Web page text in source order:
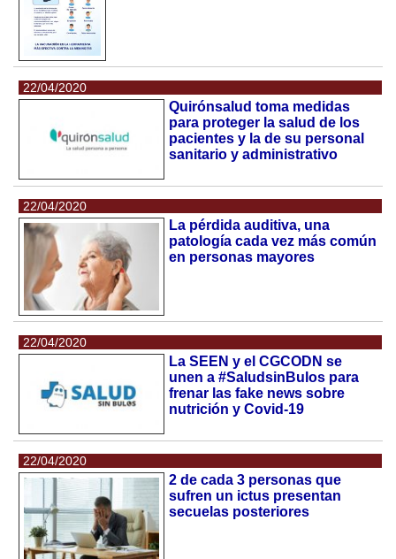
22/04/2020
Quirónsalud toma medidas
para proteger la salud de los
pacientes y la de su personal
sanitario y administrativo
22/04/2020
La pérdida auditiva, una
patología cada vez más común
en personas mayores
22/04/2020
La SEEN y el CGCODN se
unen a #SaludsinBulos para
frenar las fake news sobre
nutrición y Covid-19
22/04/2020
2 de cada 3 personas que
sufren un ictus presentan
secuelas posteriores